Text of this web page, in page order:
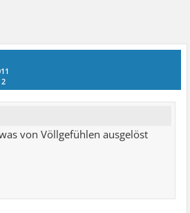
2
von Völlgefühlen ausgelöst